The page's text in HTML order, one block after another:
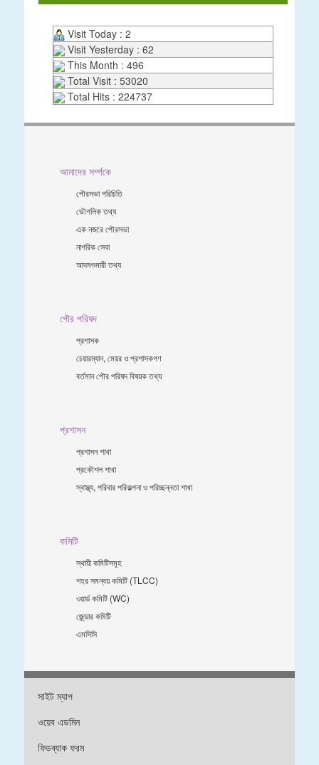
Visit Today : 2
Visit Yesterday : 62
This Month : 496
Total Visit : 53020
Total Hits : 224737
আমাদের সর্ম্পকে
পৌরসভা পরিচিতি
ভৌগলিক তথ্য
এক নজরে পৌরসভা
নাগরিক সেবা
আদমশুমারী তথ্য
পৌর পরিষদ
প্রশাসক
চেয়ারম্যান, মেয়র ও প্রশাসকগণ
বর্তমান পৌর পরিষদ বিষয়ক তথ্য
প্রশাসন
প্রশাসন শাখা
প্রকৌশল শাখা
স্বাস্থ্য, পরিবার পরিকল্পনা ও পরিচ্ছন্নতা শাখা
কমিটি
স্থায়ী কমিটিসমূহ
শহর সমন্বয় কমিটি (TLCC)
ওয়ার্ড কমিটি (WC)
জে্ন্ডার কমিটি
এমসিসি
সাইট ম্যাপ
ওয়েব এডমিন
ফিডব্যাক ফরম